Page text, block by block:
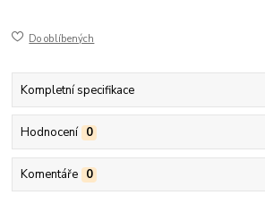
Do oblíbených
Kompletní specifikace
Hodnocení 0
Komentáře 0